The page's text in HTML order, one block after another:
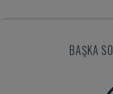
BAŞKA